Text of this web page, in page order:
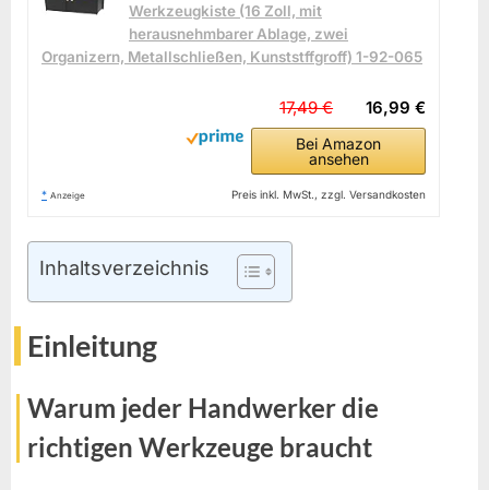
Werkzeugkiste (16 Zoll, mit
herausnehmbarer Ablage, zwei
Organizern, Metallschließen, Kunststffgroff) 1-92-065
16,99 €
17,49 €
Bei Amazon
ansehen
* Anzeige Preis inkl. MwSt., zzgl. Versandkosten
Inhaltsverzeichnis
Einleitung
Warum jeder Handwerker die
richtigen Werkzeuge braucht